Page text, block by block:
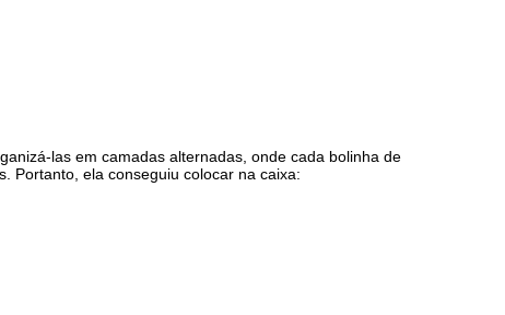
las em camadas alternadas, onde cada bolinha de
Portanto, ela conseguiu colocar na caixa: